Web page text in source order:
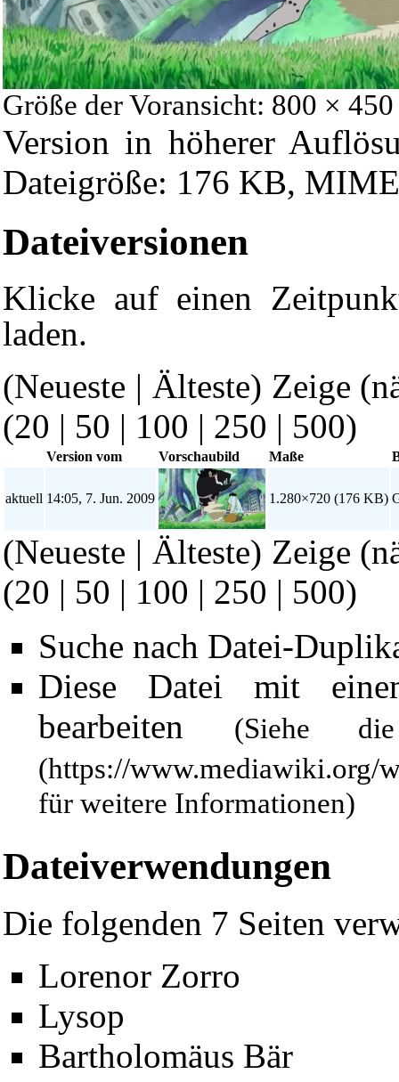
Größe der Voransicht: 800 ×
Version in höherer
Dateigröße: 176 KB,
Dateiversionen
Klicke auf einen
laden.
(Neueste | Älteste) Zeige
(20 | 50 | 100 | 250 | 500)
Version vom Vorschaubild Maße
aktuell 14:05, 7. Jun. 2009 1.280×720 (176 KB)
(Neueste | Älteste) Zeige
(20 | 50 | 100 | 250 | 500)
Suche nach Datei-
Diese Datei mit
bearbeiten
(Siehe
für weitere Informationen)
Dateiverwendungen
Die folgenden 7 Seiten
Lorenor Zorro
Lysop
Bartholomäus Bär